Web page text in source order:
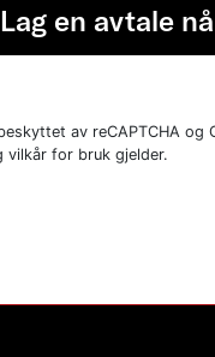
Lag en avtale nå
av reCAPTCHA og
vilkår for bruk gjelder.